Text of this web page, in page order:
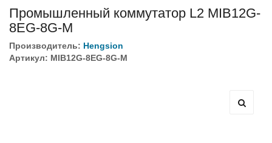
ИБП с мощным зарядным устройством и
масштабируемым временем автономной работы в
зависимости от подключаемых внешних АКБ
Промышленный коммутатор L2 MIB12G-
8EG-8G-M
Производитель: Hengsion
Артикул: MIB12G-8EG-8G-M